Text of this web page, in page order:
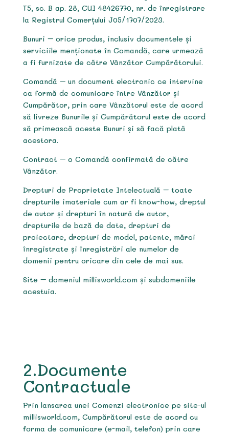
T5, sc. B ap. 28, CUI 48426770, nr. de înregistrare
la Registrul Comerțului J05/1707/2023.
Bunuri – orice produs, inclusiv documentele și
serviciile menționate în Comandă, care urmează
a fi furnizate de către Vânzător Cumpărătorului.
Comandă – un document electronic ce intervine
ca formă de comunicare între Vânzător și
Cumpărător, prin care Vânzătorul este de acord
să livreze Bunurile și Cumpărătorul este de acord
să primească aceste Bunuri și să facă plată
acestora.
Contract – o Comandă confirmată de către
Vânzător.
Drepturi de Proprietate Intelectuală – toate
drepturile imateriale cum ar fi know-how, dreptul
de autor și drepturi în natură de autor,
drepturile de bază de date, drepturi de
proiectare, drepturi de model, patente, mărci
înregistrate și înregistrări ale numelor de
domenii pentru oricare din cele de mai sus.
Site – domeniul millisworld.com și subdomeniile
acestuia.
2.Documente
Contractuale
Prin lansarea unei Comenzi electronice pe site-ul
millisworld.com, Cumpărătorul este de acord cu
forma de comunicare (e-mail, telefon) prin care